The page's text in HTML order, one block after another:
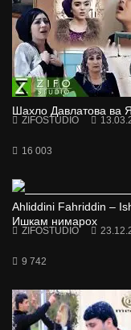
Шахло Давлатова ва
ZIFOSTUDIO
16 003
Ahliddini Fahriddin –
Ишкам нимарох
ZIFOSTUDIO
9 742